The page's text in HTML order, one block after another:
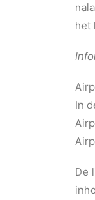
het
In
De